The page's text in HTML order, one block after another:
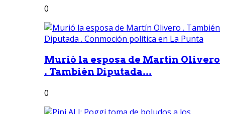
0
Murió la esposa de Martín Olivero
. También Diputada...
0